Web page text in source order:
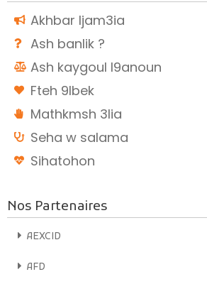
Akhbar ljam3ia
Ash banlik ?
Ash kaygoul l9anoun
Fteh 9lbek
Mathkmsh 3lia
Seha w salama
Sihatohon
Nos Partenaires
AEXCID
AFD